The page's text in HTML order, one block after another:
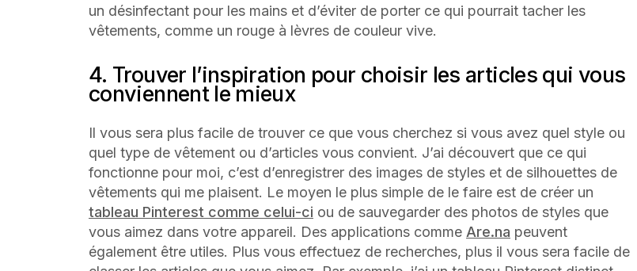
un désinfectant pour les mains et d’éviter de porter ce qui pourrait tacher les
vêtements, comme un rouge à lèvres de couleur vive.
4. Trouver l’inspiration pour choisir les articles qui vous
conviennent le mieux
Il vous sera plus facile de trouver ce que vous cherchez si vous avez quel style ou
quel type de vêtement ou d’articles vous convient. J’ai découvert que ce qui
fonctionne pour moi, c’est d’enregistrer des images de styles et de silhouettes de
vêtements qui me plaisent. Le moyen le plus simple de le faire est de créer un
tableau Pinterest comme celui-ci ou de sauvegarder des photos de styles que
vous aimez dans votre appareil. Des applications comme Are.na peuvent
également être utiles. Plus vous effectuez de recherches, plus il vous sera facile de